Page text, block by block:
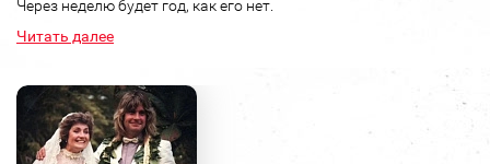
Через неделю будет год, как его нет.
Читать далее